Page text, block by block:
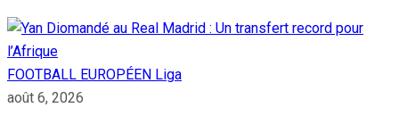
FOOTBALL EUROPÉEN Liga
août 6, 2026